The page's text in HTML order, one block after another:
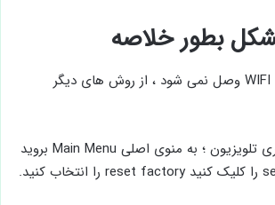
بطور خلاصه
اگر تلویزیون هنوز به WIFI وصل نمی شود ، از روش های دیگر
۱- ریست سخت افزاری تلویزیون ؛ به منوی اصلی Main Menu بروید